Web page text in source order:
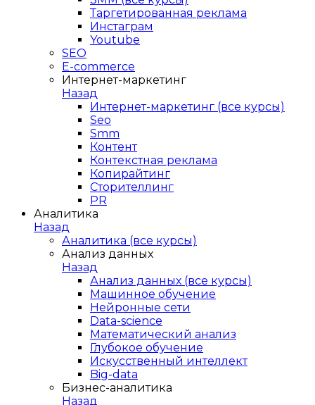
Таргетированная реклама
Инстаграм
Youtube
SEO
E-сommerce
Интернет-маркетинг
Назад
Интернет-маркетинг (все курсы)
Seo
Smm
Контент
Контекстная реклама
Копирайтинг
Сторителлинг
PR
Аналитика
Назад
Аналитика (все курсы)
Анализ данных
Назад
Анализ данных (все курсы)
Машинное обучение
Нейронные сети
Data-science
Математический анализ
Глубокое обучение
Искусственный интеллект
Big-data
Бизнес-аналитика
Назад